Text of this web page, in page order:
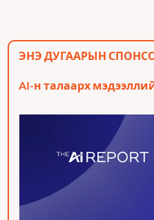
ЭНЭ ДУГААРЫН
AI-н талаарх